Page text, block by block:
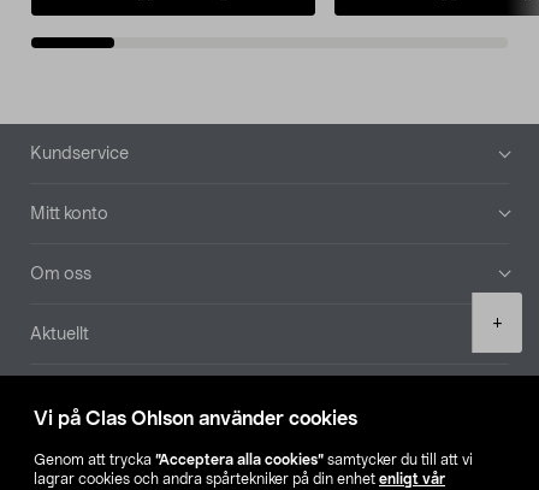
Vi på Clas Ohlson använder cookies
Genom att trycka ”Acceptera alla cookies” samtycker du till att vi
lagrar cookies och andra spårtekniker på din enhet enligt vår
+
Sidfot
Kundservice
Mitt konto
Om oss
Aktuellt
Hitta butik